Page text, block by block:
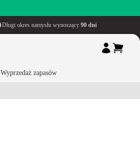
Długi okres namysłu wynoszący 90 dni
Wyprzedaż zapasów